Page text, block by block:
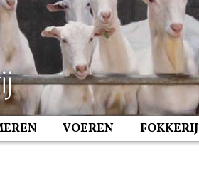
VOEREN FOKKERIJ